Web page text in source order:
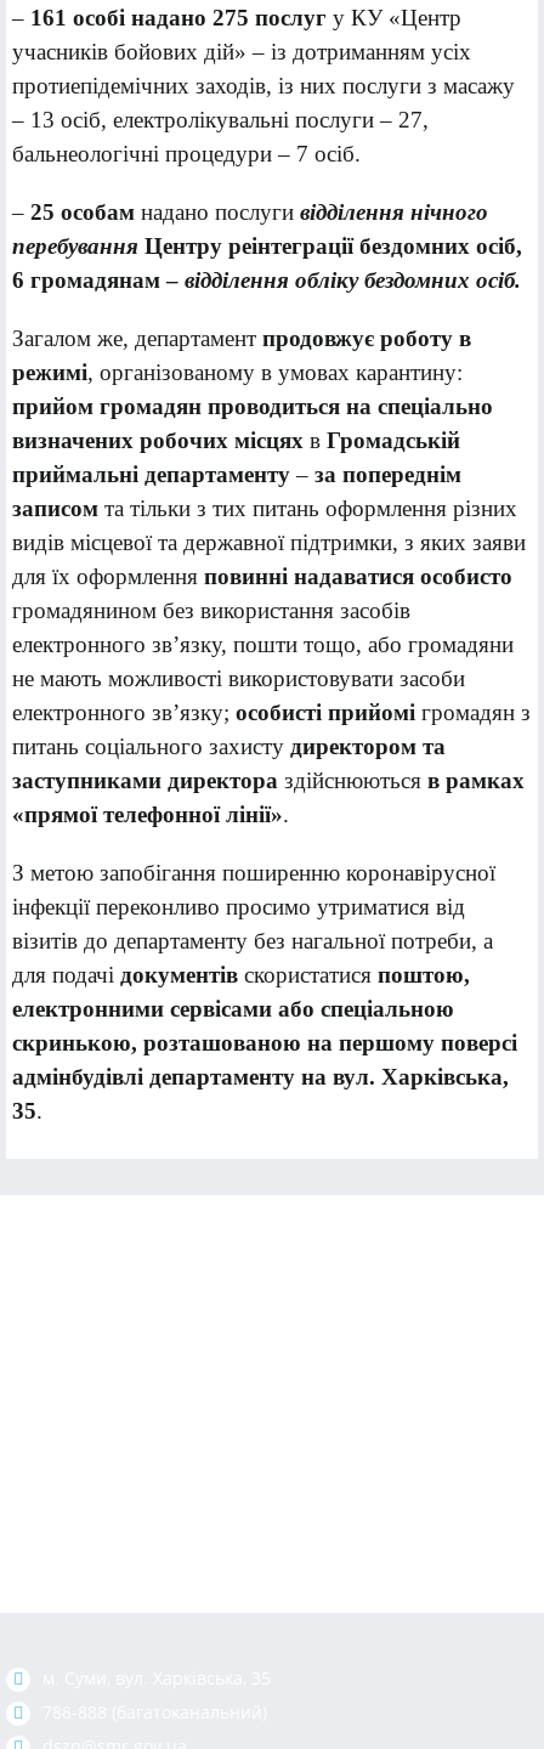
– 161 особі надано 275 послуг у КУ «Центр
учасників бойових дій» – із дотриманням усіх
протиепідемічних заходів, із них послуги з масажу
– 13 осіб, електролікувальні послуги – 27,
бальнеологічні процедури – 7 осіб.
– 25 особам надано послуги відділення нічного
перебування Центру реінтеграції бездомних осіб,
6 громадянам – відділення обліку бездомних осіб.
Загалом же, департамент продовжує роботу в
режимі, організованому в умовах карантину:
прийом громадян проводиться на спеціально
визначених робочих місцях в Громадській
приймальні департаменту– за попереднім
записом та тільки з тих питань оформлення різних
видів місцевої та державної підтримки, з яких заяви
для їх оформлення повинні надаватися особисто
громадянином без використання засобів
електронного зв’язку, пошти тощо, або громадяни
не мають можливості використовувати засоби
електронного зв’язку; особисті прийомі громадян з
питань соціального захисту директором та
заступниками директора здійснюються в рамках
«прямої телефонної лінії».
З метою запобігання поширенню коронавірусної
інфекції переконливо просимо утриматися від
візитів до департаменту без нагальної потреби, а
для подачі документів скористатися поштою,
електронними сервісами або спеціальною
скринькою, розташованою на першому поверсі
адмінбудівлі департаменту на вул. Харківська,
35.